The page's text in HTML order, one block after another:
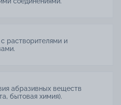
растворителями и
абразивных веществ
бытовая химия).